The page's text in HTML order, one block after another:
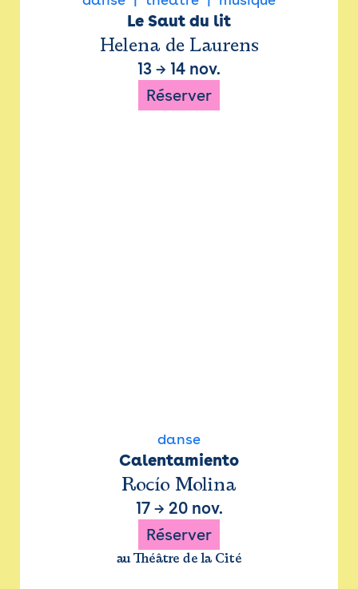
Le Saut du lit
Helena de Laurens
13 → 14 nov.
Réserver
danse
Calentamiento
Rocío Molina
17→ 20 nov.
Réserver
au Théâtre de la Cité